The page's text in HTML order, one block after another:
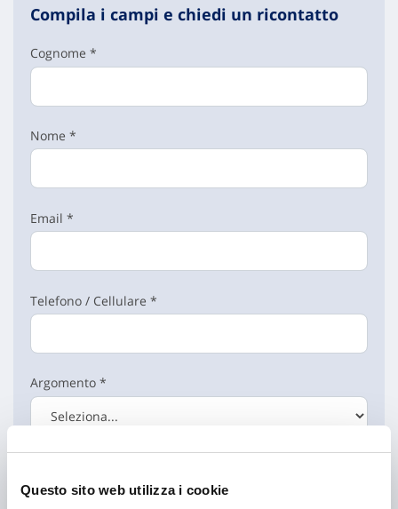
Questo sito web utilizza i cookie
Compila i campi e chiedi un ricontatto
Cognome *
Nome *
Email *
Telefono / Cellulare *
Argomento *